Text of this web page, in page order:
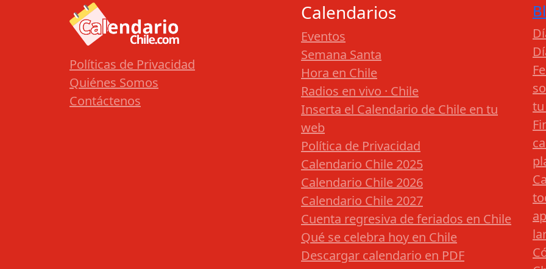
Políticas de Privacidad
Quiénes Somos
Contáctenos
Calendarios
Eventos
Semana Santa
Hora en Chile
Radios en vivo · Chile
Inserta el Calendario de Chile en tu
web
Política de Privacidad
Calendario Chile 2025
Calendario Chile 2026
Calendario Chile 2027
Cuenta regresiva de feriados en Chile
Qué se celebra hoy en Chile
Descargar calendario en PDF